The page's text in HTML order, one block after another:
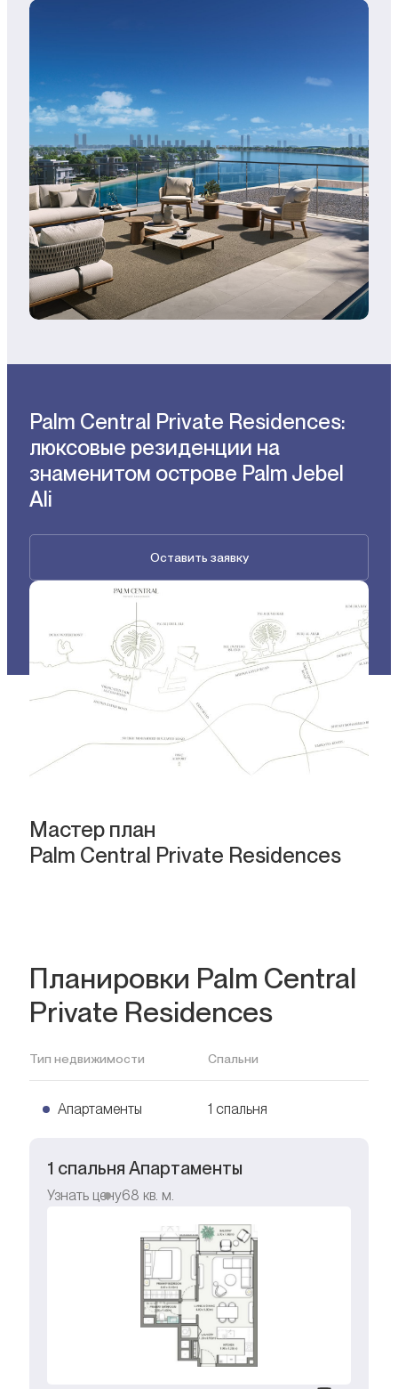
Palm Central Private Residences:
люксовые резиденции на
знаменитом острове Palm Jebel
Ali
Оставить заявку
Мастер план
Palm Central Private Residences
Планировки Palm Central
Private Residences
Тип недвижимости Спальни
Апартаменты 1 спальня
1 спальня Апартаменты
Узнать цену68 кв. м.